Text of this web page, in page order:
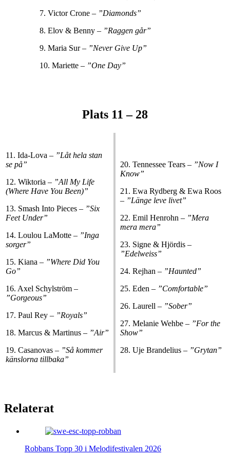
7. Victor Crone – ”Diamonds”
8. Elov & Benny – ”Raggen går”
9. Maria Sur – ”Never Give Up”
10. Mariette – ”One Day”
Plats 11 – 28
11. Ida-Lova – ”Låt hela stan
se på”
12. Wiktoria – ”All My Life
(Where Have You Been)”
13. Smash Into Pieces – ”Six
Feet Under”
14. Loulou LaMotte – ”Inga
sorger”
15. Kiana – ”Where Did You
Go”
16. Axel Schylström –
”Gorgeous”
17. Paul Rey – ”Royals”
18. Marcus & Martinus – ”Air”
19. Casanovas – ”Så kommer
känslorna tillbaka”
20. Tennessee Tears – ”Now I
Know”
21. Ewa Rydberg & Ewa Roos
– ”Länge leve livet”
22. Emil Henrohn – ”Mera
mera mera”
23. Signe & Hjördis –
”Edelweiss”
24. Rejhan – ”Haunted”
25. Eden – ”Comfortable”
26. Laurell – ”Sober”
27. Melanie Wehbe – ”For the
Show”
28. Uje Brandelius – ”Grytan”
Relaterat
Robbans Topp 30 i Melodifestivalen 2026